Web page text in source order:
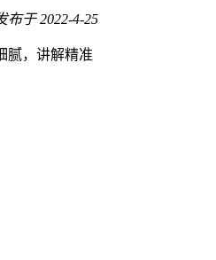
布于 2022-4-25
腻，讲解精准